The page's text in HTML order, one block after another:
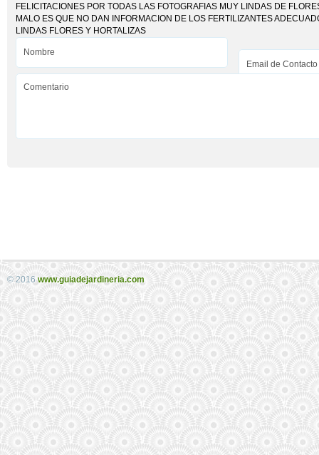
FELICITACIONES POR TODAS LAS FOTOGRAFIAS MUY LINDAS DE
MALO ES QUE NO DAN INFORMACION DE LOS FERTILIZANTES
LINDAS FLORES Y HORTALIZAS
© 2016 www.guiadejardineria.com